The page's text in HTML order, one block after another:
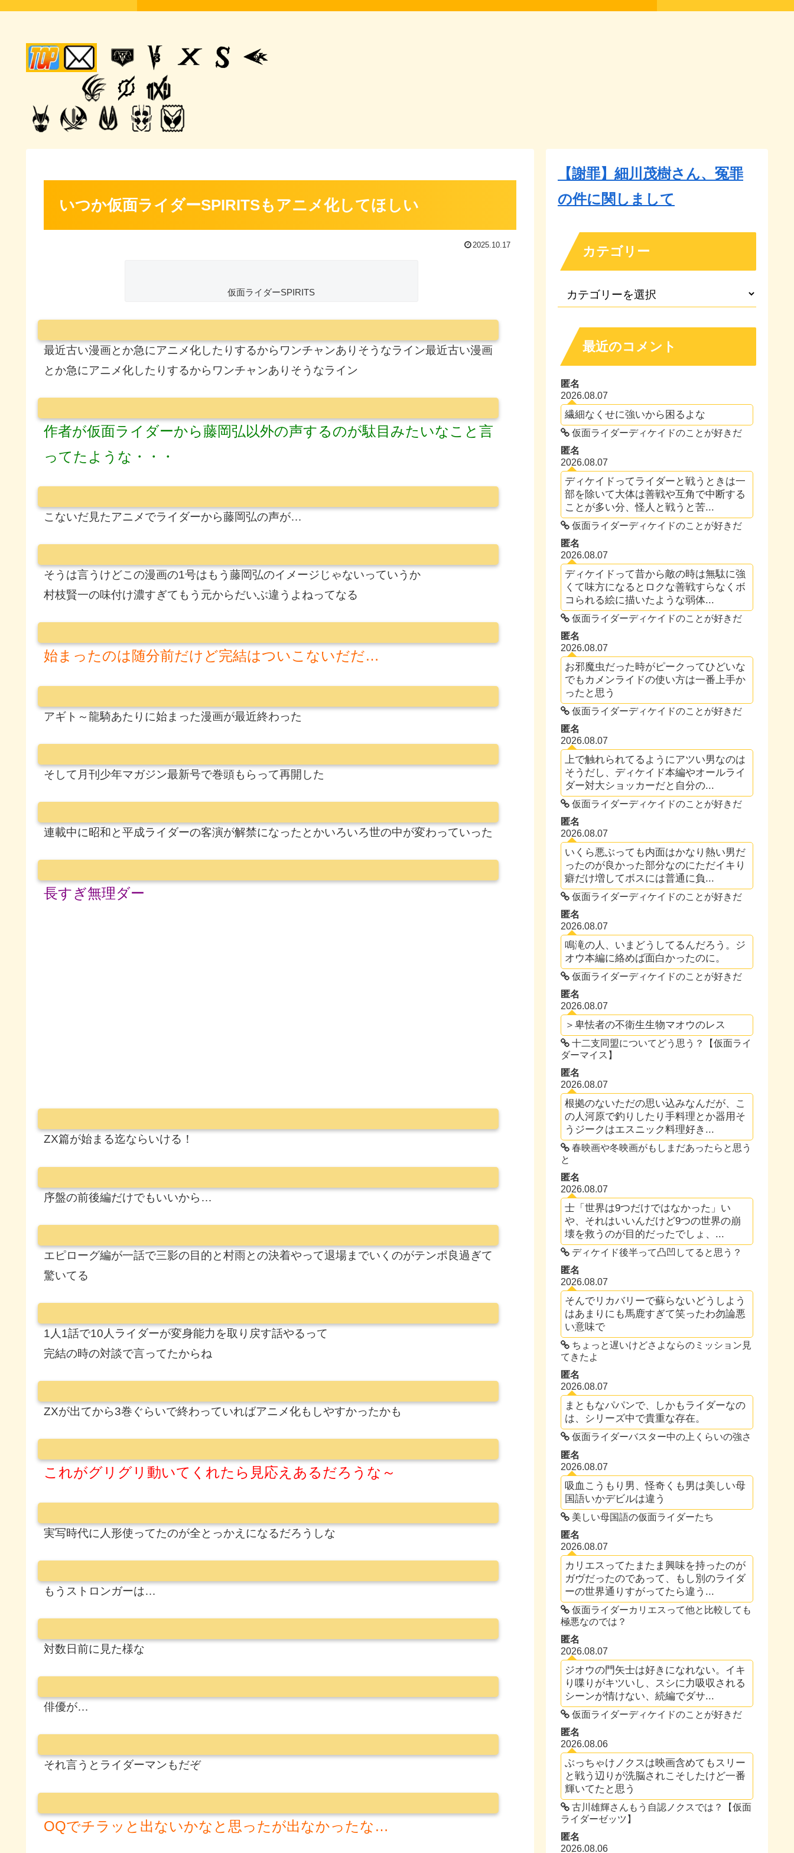
いつか仮面ライダーSPIRITSもアニメ化してほしい
2025.10.17
仮面ライダーSPIRITS
最近古い漫画とか急にアニメ化したりするからワンチャンありそうなライン最近古い漫画
とか急にアニメ化したりするからワンチャンありそうなライン
作者が仮面ライダーから藤岡弘以外の声するのが駄目みたいなこと言
ってたような・・・
こないだ見たアニメでライダーから藤岡弘の声が…
そうは言うけどこの漫画の1号はもう藤岡弘のイメージじゃないっていうか
村枝賢一の味付け濃すぎてもう元からだいぶ違うよねってなる
始まったのは随分前だけど完結はついこないだだ…
アギト～龍騎あたりに始まった漫画が最近終わった
そして月刊少年マガジン最新号で巻頭もらって再開した
連載中に昭和と平成ライダーの客演が解禁になったとかいろいろ世の中が変わっていった
長すぎ無理ダー
ZX篇が始まる迄ならいける！
序盤の前後編だけでもいいから…
エピローグ編が一話で三影の目的と村雨との決着やって退場までいくのがテンポ良過ぎて
驚いてる
1人1話で10人ライダーが変身能力を取り戻す話やるって
完結の時の対談で言ってたからね
ZXが出てから3巻ぐらいで終わっていればアニメ化もしやすかったかも
これがグリグリ動いてくれたら見応えあるだろうな～
実写時代に人形使ってたのが全とっかえになるだろうしな
もうストロンガーは…
対数日前に見た様な
俳優が…
それ言うとライダーマンもだぞ
OQでチラッと出ないかなと思ったが出なかったな…
【謝罪】細川茂樹さん、冤罪
の件に関しまして
カテゴリー
最近のコメント
匿名
2026.08.07
繊細なくせに強いから困るよな
仮面ライダーディケイドのことが好きだ
匿名
2026.08.07
ディケイドってライダーと戦うときは一
部を除いて大体は善戦や互角で中断する
ことが多い分、怪人と戦うと苦...
仮面ライダーディケイドのことが好きだ
匿名
2026.08.07
ディケイドって昔から敵の時は無駄に強
くて味方になるとロクな善戦すらなくボ
コられる絵に描いたような弱体...
仮面ライダーディケイドのことが好きだ
匿名
2026.08.07
お邪魔虫だった時がピークってひどいな
でもカメンライドの使い方は一番上手か
ったと思う
仮面ライダーディケイドのことが好きだ
匿名
2026.08.07
上で触れられてるようにアツい男なのは
そうだし、ディケイド本編やオールライ
ダー対大ショッカーだと自分の...
仮面ライダーディケイドのことが好きだ
匿名
2026.08.07
いくら悪ぶっても内面はかなり熱い男だ
ったのが良かった部分なのにただイキり
癖だけ増してボスには普通に負...
仮面ライダーディケイドのことが好きだ
匿名
2026.08.07
鳴滝の人、いまどうしてるんだろう。ジ
オウ本編に絡めば面白かったのに。
仮面ライダーディケイドのことが好きだ
匿名
2026.08.07
＞卑怯者の不衛生生物マオウのレス
十二支同盟についてどう思う？【仮面ライ
ダーマイス】
匿名
2026.08.07
根拠のないただの思い込みなんだが、こ
の人河原で釣りしたり手料理とか器用そ
うジークはエスニック料理好き...
春映画や冬映画がもしまだあったらと思う
と
匿名
2026.08.07
士「世界は9つだけではなかった」い
や、それはいいんだけど9つの世界の崩
壊を救うのが目的だったでしょ、...
ディケイド後半って凸凹してると思う？
匿名
2026.08.07
そんでリカバリーで蘇らないどうしよう
はあまりにも馬鹿すぎて笑ったわ勿論悪
い意味で
ちょっと遅いけどさよならのミッション見
てきたよ
匿名
2026.08.07
まともなパパンで、しかもライダーなの
は、シリーズ中で貴重な存在。
仮面ライダーバスター中の上くらいの強さ
匿名
2026.08.07
吸血こうもり男、怪奇くも男は美しい母
国語いかデビルは違う
美しい母国語の仮面ライダーたち
匿名
2026.08.07
カリエスってたまたま興味を持ったのが
ガヴだったのであって、もし別のライダ
ーの世界通りすがってたら違う...
仮面ライダーカリエスって他と比較しても
極悪なのでは？
匿名
2026.08.07
ジオウの門矢士は好きになれない。イキ
り喋りがキツいし、スシに力吸収される
シーンが情けない、続編でダサ...
仮面ライダーディケイドのことが好きだ
匿名
2026.08.06
ぶっちゃけノクスは映画含めてもスリー
と戦う辺りが洗脳されこそしたけど一番
輝いてたと思う
古川雄輝さんもう自認ノクスでは？【仮面
ライダーゼッツ】
匿名
2026.08.06